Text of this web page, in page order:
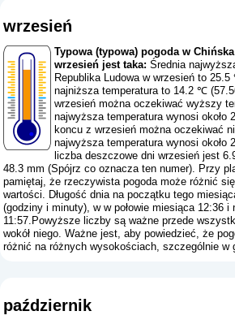
wrzesień
Typowa (typowa) pogoda w
wrzesień jest taka: Średnia
Republika Ludowa w wrzesień to
najniższa temperatura to 14.2 ℃
wrzesień można oczekiwać wyższy
najwyższa temperatura wynosi
koncu z wrzesień można oczekiwać
najwyższa temperatura wynosi
liczba deszczowe dni wrzesień jest
48.3 mm (Spójrz co oznacza ten numer). Przy
pamiętaj, że rzeczywista pogoda może różnić
wartości. Długość dnia na początku tego
(godziny i minuty), w w połowie miesiąca 12:36 i
11:57.Powyższe liczby są ważne przede
wokół niego. Ważne jest, aby powiedzieć, że
różnić na różnych wysokościach, szczególnie w
październik